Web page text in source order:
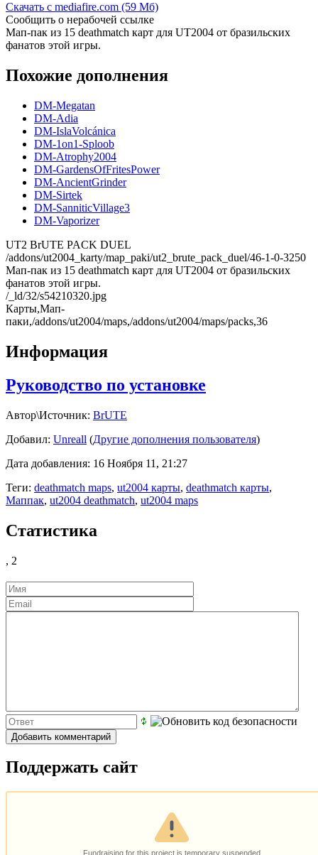
Скачать с mediafire.com (59 Мб)
Сообщить о нерабочей ссылке
Мап-пак из 15 deathmatch карт для UT2004 от бразильских
фанатов этой игры.
Похожие дополнения
DM-Megatan
DM-Adia
DM-IslaVolcánica
DM-1on1-Sploob
DM-Atrophy2004
DM-GardensOfFritesPower
DM-AncientGrinder
DM-Sirtek
DM-SanniticVillage3
DM-Vaporizer
UT2 BrUTE PACK DUEL
/addons/ut2004_karty/map_paki/ut2_brute_pack_duel/46-1-0-3250
Мап-пак из 15 deathmatch карт для UT2004 от бразильских
фанатов этой игры.
/_ld/32/s54210320.jpg
Карты,Мап-
паки,/addons/ut2004/maps,/addons/ut2004/maps/packs,36
Информация
Руководство по установке
Автор\Источник: BrUTE
Добавил: Unreall (Другие дополнения пользователя)
Дата добавления: 16 Ноября 11, 21:27
Теги: deathmatch maps, ut2004 карты, deathmatch карты,
Маппак, ut2004 deathmatch, ut2004 maps
Статистика
, 2
Поддержать сайт